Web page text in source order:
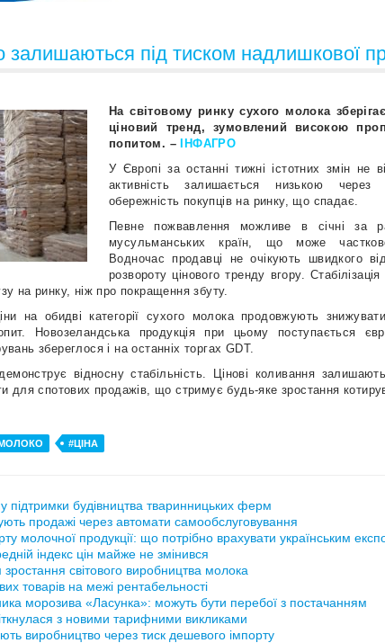
залишаються під тиском надлишкової
На світовому ринку сухого молока
ціновий тренд, зумовлений високою
попитом. –
ІНФАГРО
У Європі за останні тижні істотних змін не
активність залишається низькою через
обережність покупців на ринку, що спадає.
Певне пожвавлення можливе в січні за
мусульманських країн, що може
Водночас продавці не очікують швидкого
розвороту цінового тренду вгору.
на ринку, ніж про покращення збуту.
на обидві категорії сухого молока продовжують
Новозеландська продукція при цьому поступається
збереглося і на останніх торгах GDT.
відносну стабільність. Цінові коливання
для спотових продажів, що стримує будь-яке зростання
#ЦІНА
будівництва тваринницьких ферм
продажі через автомати самообслуговування
молочної продукції: що потрібно врахувати українським
індекс цін майже не змінився
світового виробництва молока
товарів на межі рентабельності
морозива «Ласунка»: можуть бути перебої з постачанням
з новими тарифними викликами
виробництво через тиск дешевого імпорту